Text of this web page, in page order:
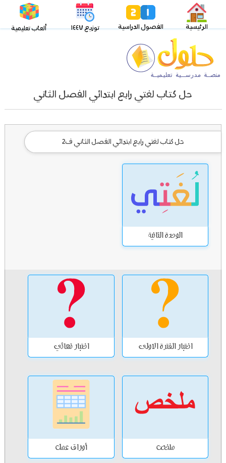
الرئيسية الفصول الدراسية توزيع ١٤٤٧ ألعاب تعليمية
حل كتاب لغتي رابع ابتدائي الفصل الثاني
حل كتاب لغتي رابع ابتدائي الفصل الثاني ف2
الوحدة الثانية
اختبار الفترة الاولى اختبار نهائي
ملخص أوراق عمل